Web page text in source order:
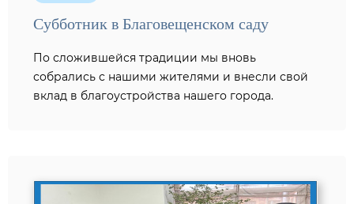
Субботник в Благовещенском саду
По сложившейся традиции мы вновь
собрались с нашими жителями и внесли свой
вклад в благоустройства нашего города.